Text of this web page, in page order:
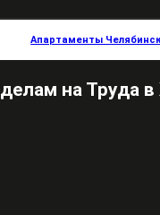
Апартаменты
на Труда